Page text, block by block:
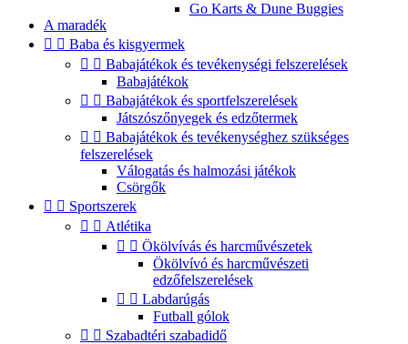
Go Karts & Dune Buggies
A maradék
  Baba és kisgyermek
  Babajátékok és tevékenységi felszerelések
Babajátékok
  Babajátékok és sportfelszerelések
Játszószőnyegek és edzőtermek
  Babajátékok és tevékenységhez szükséges
felszerelések
Válogatás és halmozási játékok
Csörgők
  Sportszerek
  Atlétika
  Ökölvívás és harcművészetek
Ökölvívó és harcművészeti
edzőfelszerelések
  Labdarúgás
Futball gólok
  Szabadtéri szabadidő